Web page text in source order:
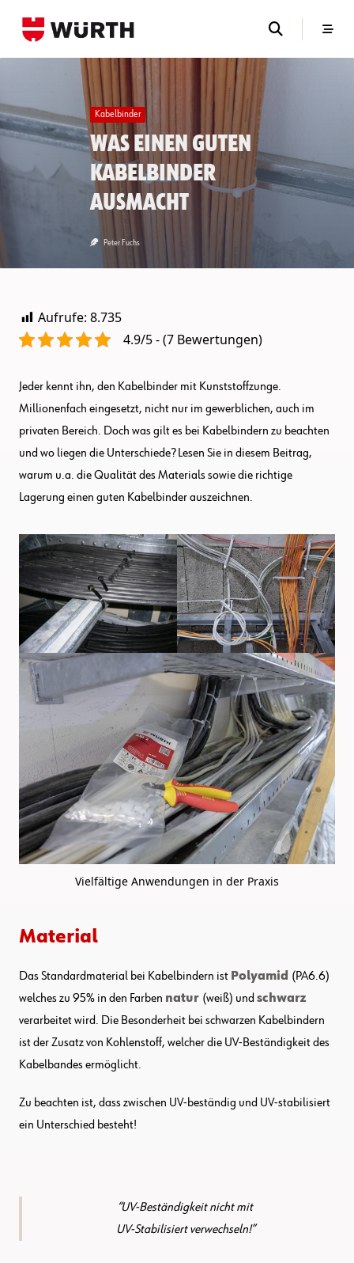
Kabelbinder
Was einen guten
Kabelbinder
ausmacht
Peter Fuchs
Aufrufe: 8.735
4.9/5 - (7 Bewertungen)
Jeder kennt ihn, den Kabelbinder mit Kunststoffzunge.
Millionenfach eingesetzt, nicht nur im gewerblichen, auch im
privaten Bereich. Doch was gilt es bei Kabelbindern zu beachten
und wo liegen die Unterschiede? Lesen Sie in diesem Beitrag,
warum u.a. die Qualität des Materials sowie die richtige
Lagerung einen guten Kabelbinder auszeichnen.
Vielfältige Anwendungen in der Praxis
Material
Das Standardmaterial bei Kabelbindern ist Polyamid (PA6.6)
welches zu 95% in den Farben natur (weiß) und schwarz
verarbeitet wird. Die Besonderheit bei schwarzen Kabelbindern
ist der Zusatz von Kohlenstoff, welcher die UV-Beständigkeit des
Kabelbandes ermöglicht.
Zu beachten ist, dass zwischen UV-beständig und UV-stabilisiert
ein Unterschied besteht!
UV-Beständigkeit nicht mit
UV-Stabilisiert verwechseln!